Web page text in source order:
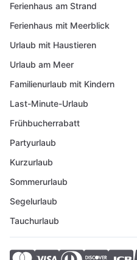
Ferienhaus am Strand
Ferienhaus mit Meerblick
Urlaub mit Haustieren
Urlaub am Meer
Familienurlaub mit Kindern
Last-Minute-Urlaub
Frühbucherrabatt
Partyurlaub
Kurzurlaub
Sommerurlaub
Segelurlaub
Tauchurlaub